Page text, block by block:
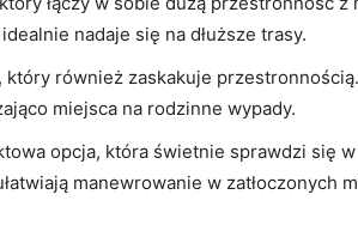
nadaje się na dłuższe trasy.
który również zaskakuje
miejsca na rodzinne wypady.
opcja, która świetnie sprawdzi się
manewrowanie w zatłoczonych